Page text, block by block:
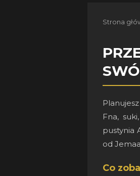
Strona
Fna,
pustynia
od
Co